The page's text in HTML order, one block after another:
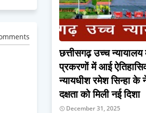
छत्तीसगढ़ उच्च
प्रकरणों में आई
न्यायधीश रमेश सिन्हा के
दक्षता को मिली नई दिशा
December 31, 2025